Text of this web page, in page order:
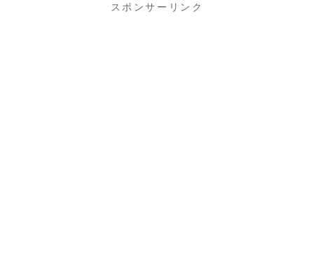
スポンサーリンク